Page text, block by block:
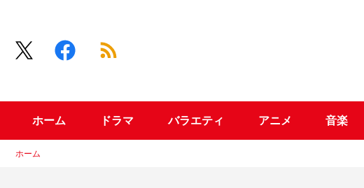
ホーム ドラマ バラエティ アニメ 音楽
ホーム